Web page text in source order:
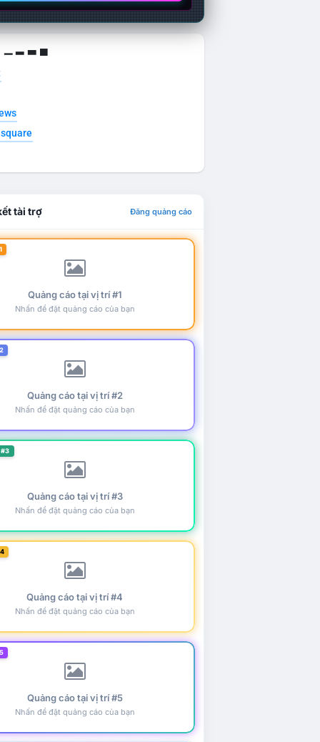
▁ ▂ ▃ ▄
tài trợ Đăng quảng cáo
Quảng cáo tại vị trí #1
Nhấn để đặt quảng cáo của bạn
Quảng cáo tại vị trí #2
Nhấn để đặt quảng cáo của bạn
Quảng cáo tại vị trí #3
Nhấn để đặt quảng cáo của bạn
Quảng cáo tại vị trí #4
Nhấn để đặt quảng cáo của bạn
Quảng cáo tại vị trí #5
Nhấn để đặt quảng cáo của bạn